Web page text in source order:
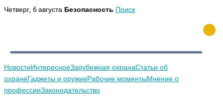
Перейти
Четверг, 6 августа Безопасность Поиск
НовостиИнтересноеЗарубежная охранаСтатьи об
охранеГаджеты и оружиеРабочие моментыМнение о
профессииЗаконодательство